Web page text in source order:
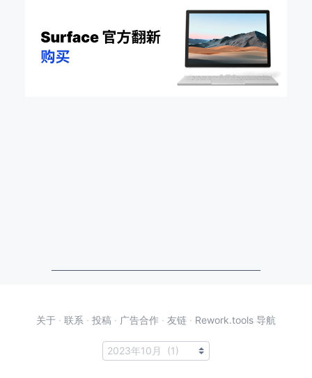
关于 · 联系 · 投稿 · 广告合作 · 友链 · Rework.tools 导航